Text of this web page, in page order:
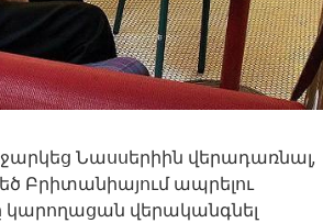
Նասսերիին վերադառնալ,
Բրիտանիայում ապրելու
կարողացան վերականգնել